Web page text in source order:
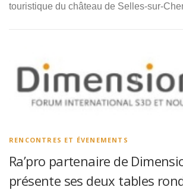
touristique du château de Selles-sur-
RENCONTRES ET ÉVENEMENTS
Ra’pro partenaire de
présente ses deux tables